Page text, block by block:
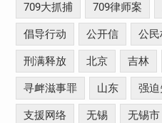
709大抓捕 709律师案
倡导行动 公开信 公民
刑满释放 北京 吉林
寻衅滋事罪 山东 强
支援网络 无锡 无锡市